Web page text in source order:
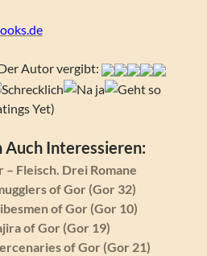
Autor vergibt:
Yet)
Auch Interessieren:
– Fleisch. Drei Romane
of Gor (Gor 32)
of Gor (Gor 10)
of Gor (Gor 19)
of Gor (Gor 21)